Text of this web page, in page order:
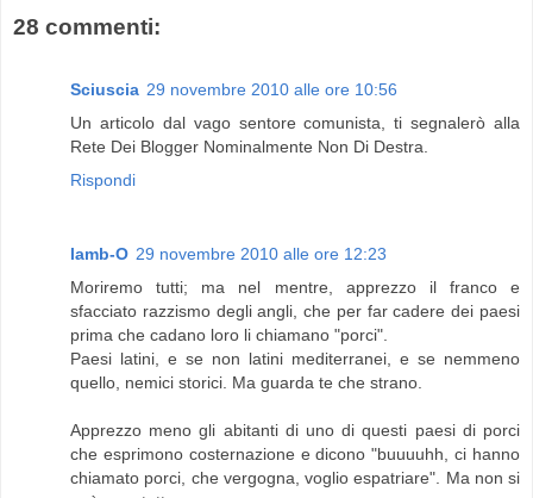
28 commenti:
Sciuscia 29 novembre 2010 alle ore 10:56
Un articolo dal vago sentore comunista, ti segnalerò alla
Rete Dei Blogger Nominalmente Non Di Destra.
Rispondi
lamb-O 29 novembre 2010 alle ore 12:23
Moriremo tutti; ma nel mentre, apprezzo il franco e
sfacciato razzismo degli angli, che per far cadere dei paesi
prima che cadano loro li chiamano "porci".
Paesi latini, e se non latini mediterranei, e se nemmeno
quello, nemici storici. Ma guarda te che strano.
Apprezzo meno gli abitanti di uno di questi paesi di porci
che esprimono costernazione e dicono "buuuuhh, ci hanno
chiamato porci, che vergogna, voglio espatriare". Ma non si